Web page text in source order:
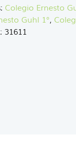
Colegio Ernesto
Guhl 1°,
31611